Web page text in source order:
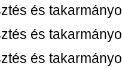
és
és
és